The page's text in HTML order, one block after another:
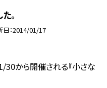
。
日 2014/01/17
から開催される『小さな